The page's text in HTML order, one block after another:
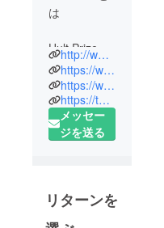
は
Hult Prizeと
は、社会起
業家を輩出
するための
世界最大規
模のプラッ
を超えるス
タッフとボ
http://www.hultprize.org
https://www.facebook.com/HultprizeTUS
https://www.instagram.com/hultprizetus
https://twitter.com/hultprizetus
メッセー
ジを送る
リターンを